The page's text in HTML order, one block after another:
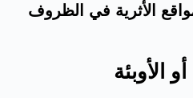
الأثرية في الظروف
الأوبئة